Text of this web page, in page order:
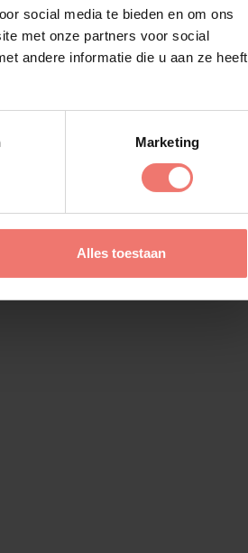
social media te bieden en om ons
met onze partners voor social
andere informatie die u aan ze heeft
Marketing
Alles toestaan